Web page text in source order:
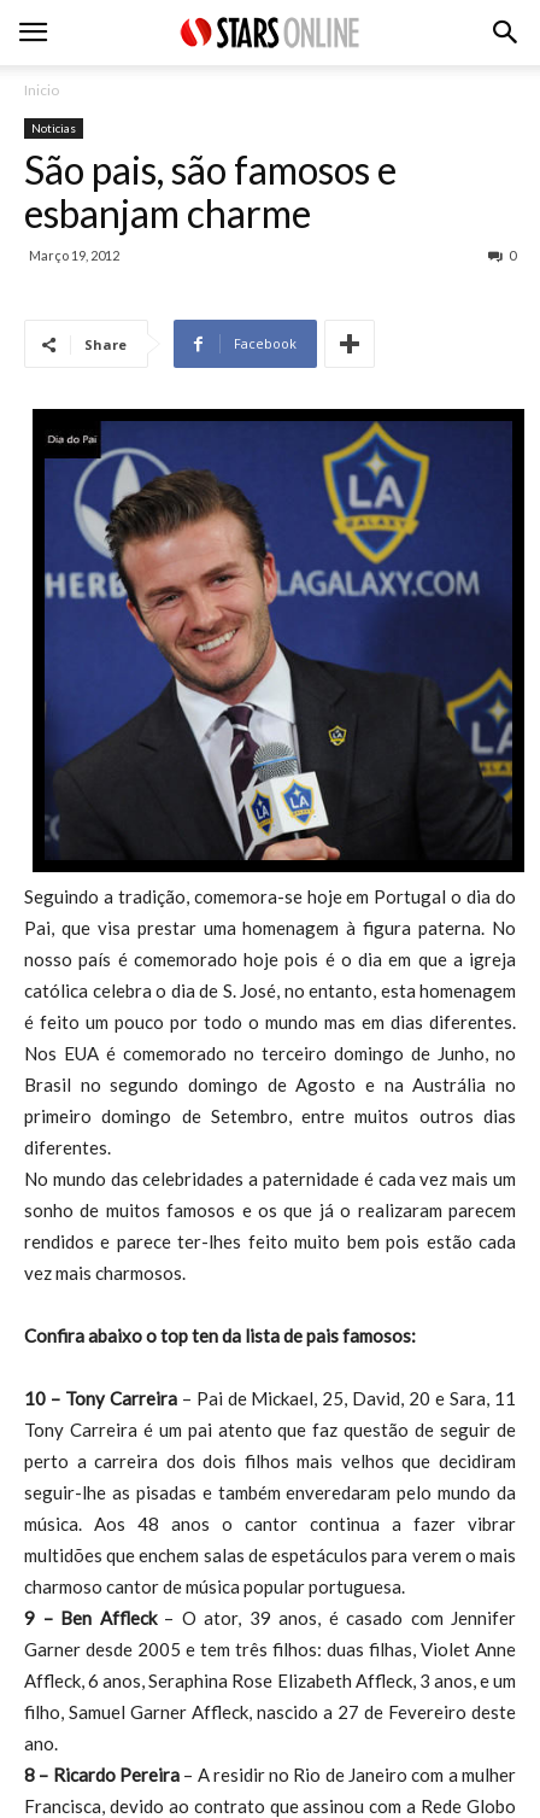
Inicio
Noticias
São pais, são famosos e
esbanjam charme
Março 19, 2012 0
Share Facebook
Seguindo a tradição, comemora-se hoje em Portugal o dia do
Pai, que visa prestar uma homenagem à figura paterna. No
nosso país é comemorado hoje pois é o dia em que a igreja
católica celebra o dia de S. José, no entanto, esta homenagem
é feito um pouco por todo o mundo mas em dias diferentes.
Nos EUA é comemorado no terceiro domingo de Junho, no
Brasil no segundo domingo de Agosto e na Austrália no
primeiro domingo de Setembro, entre muitos outros dias
diferentes.
No mundo das celebridades a paternidade é cada vez mais um
sonho de muitos famosos e os que já o realizaram parecem
rendidos e parece ter-lhes feito muito bem pois estão cada
vez mais charmosos.
Confira abaixo o top ten da lista de pais famosos:
10 – Tony Carreira– Pai de Mickael, 25, David, 20 e Sara, 11
Tony Carreira é um pai atento que faz questão de seguir de
perto a carreira dos dois filhos mais velhos que decidiram
seguir-lhe as pisadas e também enveredaram pelo mundo da
música. Aos 48 anos o cantor continua a fazer vibrar
multidões que enchem salas de espetáculos para verem o mais
charmoso cantor de música popular portuguesa.
9 – Ben Affleck– O ator, 39 anos, é casado com Jennifer
Garner desde 2005 e tem três filhos: duas filhas, Violet Anne
Affleck, 6 anos, Seraphina Rose Elizabeth Affleck, 3 anos, e um
filho, Samuel Garner Affleck, nascido a 27 de Fevereiro deste
ano.
8 – Ricardo Pereira– A residir no Rio de Janeiro com a mulher
Francisca, devido ao contrato que assinou com a Rede Globo